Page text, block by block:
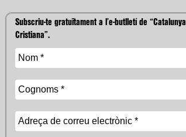
Subscriu-te gratuïtament a l’e-butlletí de “Catalunya
Cristiana”.